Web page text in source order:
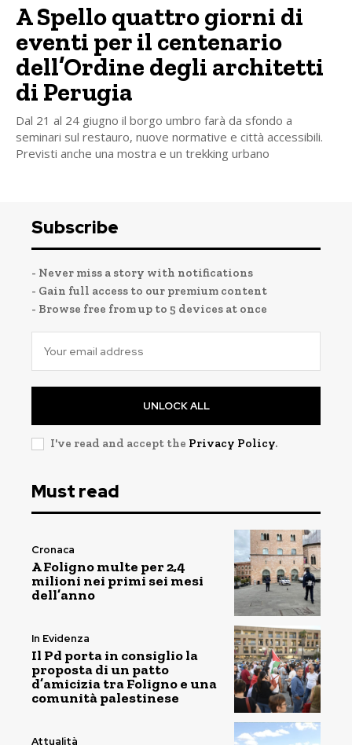
A Spello quattro giorni di
eventi per il centenario
dell’Ordine degli architetti
di Perugia
Dal 21 al 24 giugno il borgo umbro farà da sfondo a
seminari sul restauro, nuove normative e città accessibili.
Previsti anche una mostra e un trekking urbano
Subscribe
- Never miss a story with notifications
- Gain full access to our premium content
- Browse free from up to 5 devices at once
UNLOCK ALL
I've read and accept the Privacy Policy.
Must read
Cronaca
A Foligno multe per 2,4
milioni nei primi sei mesi
dell’anno
In Evidenza
Il Pd porta in consiglio la
proposta di un patto
d’amicizia tra Foligno e una
comunità palestinese
Attualità